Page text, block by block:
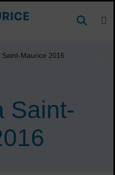
DE
Saint-
Saint-Maurice 2016